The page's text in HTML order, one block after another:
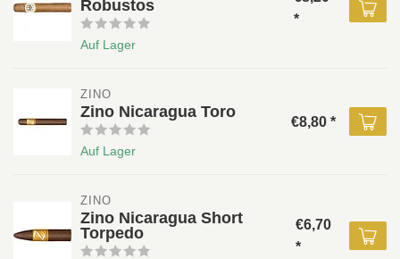
Robustos
Auf Lager
*
ZINO
Zino Nicaragua Toro
Auf Lager
€8,80 *
ZINO
Zino Nicaragua Short
Torpedo
€6,70
*